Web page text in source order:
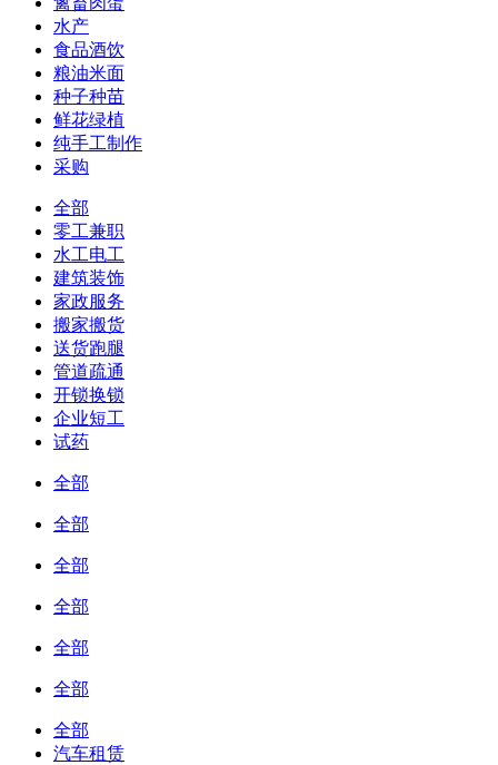
水产
食品酒饮
粮油米面
种子种苗
鲜花绿植
纯手工制作
采购
全部
零工兼职
水工电工
建筑装饰
家政服务
搬家搬货
送货跑腿
管道疏通
开锁换锁
企业短工
试药
全部
全部
全部
全部
全部
全部
全部
汽车租赁